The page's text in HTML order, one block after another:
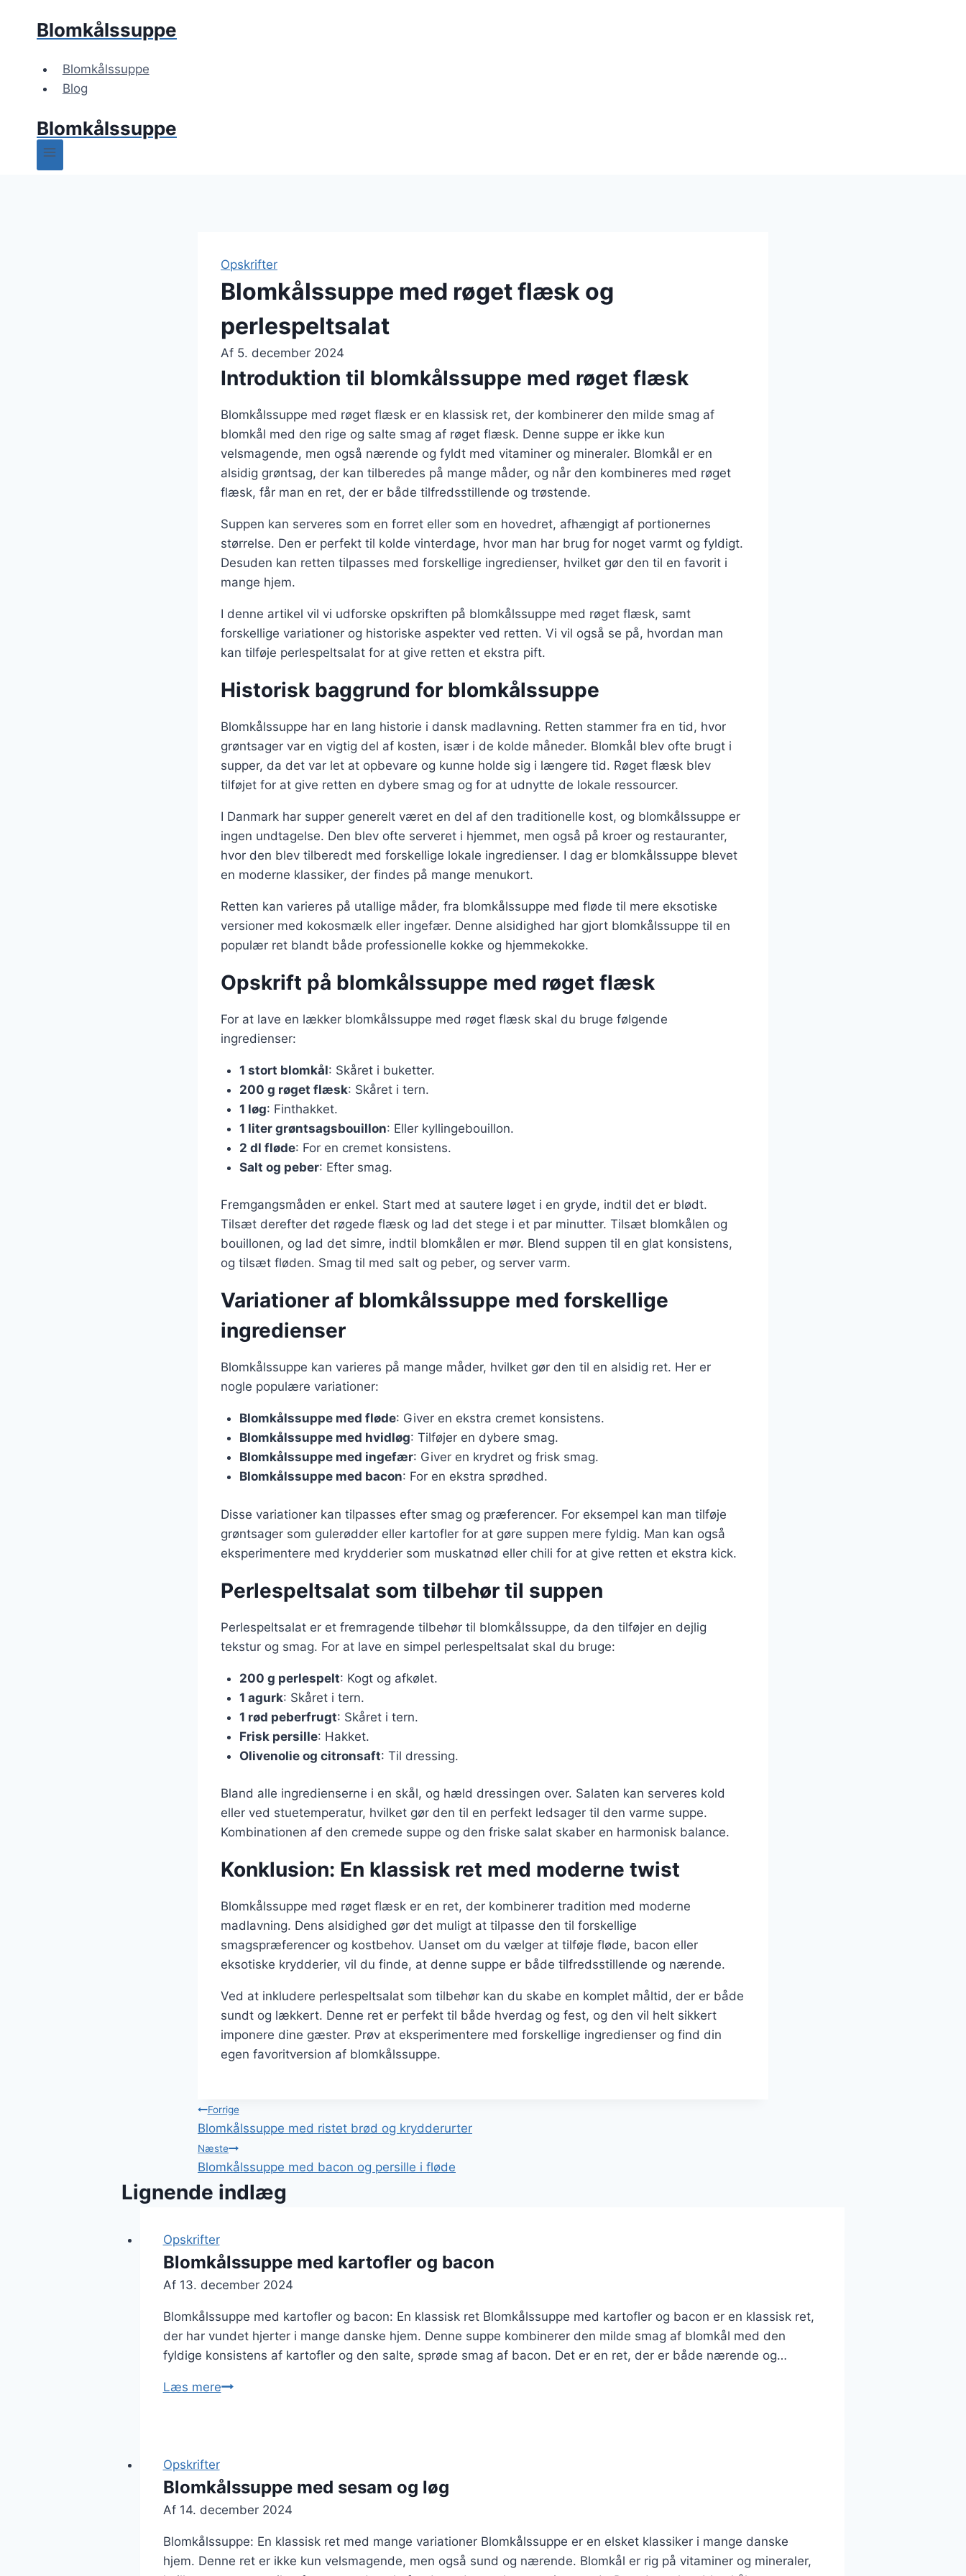
Blomkålssuppe
Blomkålssuppe
Blog
Blomkålssuppe
Opskrifter
Blomkålssuppe med røget flæsk og
perlespeltsalat
Af 5. december 2024
Introduktion til blomkålssuppe med røget flæsk
Blomkålssuppe med røget flæsk er en klassisk ret, der kombinerer den milde smag af
blomkål med den rige og salte smag af røget flæsk. Denne suppe er ikke kun
velsmagende, men også nærende og fyldt med vitaminer og mineraler. Blomkål er en
alsidig grøntsag, der kan tilberedes på mange måder, og når den kombineres med røget
flæsk, får man en ret, der er både tilfredsstillende og trøstende.
Suppen kan serveres som en forret eller som en hovedret, afhængigt af portionernes
størrelse. Den er perfekt til kolde vinterdage, hvor man har brug for noget varmt og fyldigt.
Desuden kan retten tilpasses med forskellige ingredienser, hvilket gør den til en favorit i
mange hjem.
I denne artikel vil vi udforske opskriften på blomkålssuppe med røget flæsk, samt
forskellige variationer og historiske aspekter ved retten. Vi vil også se på, hvordan man
kan tilføje perlespeltsalat for at give retten et ekstra pift.
Historisk baggrund for blomkålssuppe
Blomkålssuppe har en lang historie i dansk madlavning. Retten stammer fra en tid, hvor
grøntsager var en vigtig del af kosten, især i de kolde måneder. Blomkål blev ofte brugt i
supper, da det var let at opbevare og kunne holde sig i længere tid. Røget flæsk blev
tilføjet for at give retten en dybere smag og for at udnytte de lokale ressourcer.
I Danmark har supper generelt været en del af den traditionelle kost, og blomkålssuppe er
ingen undtagelse. Den blev ofte serveret i hjemmet, men også på kroer og restauranter,
hvor den blev tilberedt med forskellige lokale ingredienser. I dag er blomkålssuppe blevet
en moderne klassiker, der findes på mange menukort.
Retten kan varieres på utallige måder, fra blomkålssuppe med fløde til mere eksotiske
versioner med kokosmælk eller ingefær. Denne alsidighed har gjort blomkålssuppe til en
populær ret blandt både professionelle kokke og hjemmekokke.
Opskrift på blomkålssuppe med røget flæsk
For at lave en lækker blomkålssuppe med røget flæsk skal du bruge følgende
ingredienser:
1 stort blomkål: Skåret i buketter.
200 g røget flæsk: Skåret i tern.
1 løg: Finthakket.
1 liter grøntsagsbouillon: Eller kyllingebouillon.
2 dl fløde: For en cremet konsistens.
Salt og peber: Efter smag.
Fremgangsmåden er enkel. Start med at sautere løget i en gryde, indtil det er blødt.
Tilsæt derefter det røgede flæsk og lad det stege i et par minutter. Tilsæt blomkålen og
bouillonen, og lad det simre, indtil blomkålen er mør. Blend suppen til en glat konsistens,
og tilsæt fløden. Smag til med salt og peber, og server varm.
Variationer af blomkålssuppe med forskellige
ingredienser
Blomkålssuppe kan varieres på mange måder, hvilket gør den til en alsidig ret. Her er
nogle populære variationer:
Blomkålssuppe med fløde: Giver en ekstra cremet konsistens.
Blomkålssuppe med hvidløg: Tilføjer en dybere smag.
Blomkålssuppe med ingefær: Giver en krydret og frisk smag.
Blomkålssuppe med bacon: For en ekstra sprødhed.
Disse variationer kan tilpasses efter smag og præferencer. For eksempel kan man tilføje
grøntsager som gulerødder eller kartofler for at gøre suppen mere fyldig. Man kan også
eksperimentere med krydderier som muskatnød eller chili for at give retten et ekstra kick.
Perlespeltsalat som tilbehør til suppen
Perlespeltsalat er et fremragende tilbehør til blomkålssuppe, da den tilføjer en dejlig
tekstur og smag. For at lave en simpel perlespeltsalat skal du bruge:
200 g perlespelt: Kogt og afkølet.
1 agurk: Skåret i tern.
1 rød peberfrugt: Skåret i tern.
Frisk persille: Hakket.
Olivenolie og citronsaft: Til dressing.
Bland alle ingredienserne i en skål, og hæld dressingen over. Salaten kan serveres kold
eller ved stuetemperatur, hvilket gør den til en perfekt ledsager til den varme suppe.
Kombinationen af den cremede suppe og den friske salat skaber en harmonisk balance.
Konklusion: En klassisk ret med moderne twist
Blomkålssuppe med røget flæsk er en ret, der kombinerer tradition med moderne
madlavning. Dens alsidighed gør det muligt at tilpasse den til forskellige
smagspræferencer og kostbehov. Uanset om du vælger at tilføje fløde, bacon eller
eksotiske krydderier, vil du finde, at denne suppe er både tilfredsstillende og nærende.
Ved at inkludere perlespeltsalat som tilbehør kan du skabe en komplet måltid, der er både
sundt og lækkert. Denne ret er perfekt til både hverdag og fest, og den vil helt sikkert
imponere dine gæster. Prøv at eksperimentere med forskellige ingredienser og find din
egen favoritversion af blomkålssuppe.
Indlægsnavigation
Forrige
Blomkålssuppe med ristet brød og krydderurter
Næste
Blomkålssuppe med bacon og persille i fløde
Lignende indlæg
Opskrifter
Blomkålssuppe med kartofler og bacon
Af 13. december 2024
Blomkålssuppe med kartofler og bacon: En klassisk ret Blomkålssuppe med kartofler og bacon er en klassisk ret,
der har vundet hjerter i mange danske hjem. Denne suppe kombinerer den milde smag af blomkål med den
fyldige konsistens af kartofler og den salte, sprøde smag af bacon. Det er en ret, der er både nærende og…
Læs mereBlomkålssuppe
Opskrifter
Blomkålssuppe med sesam og løg
Af 14. december 2024
Blomkålssuppe: En klassisk ret med mange variationer Blomkålssuppe er en elsket klassiker i mange danske
hjem. Denne ret er ikke kun velsmagende, men også sund og nærende. Blomkål er rig på vitaminer og mineraler,